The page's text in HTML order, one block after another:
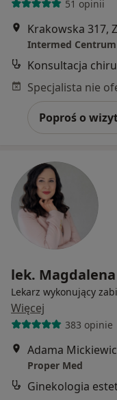
51 opinii
Krakowska 317,
Intermed
Konsultacja
Poproś o
lek.
Lekarz wykonujący
Więcej
383 opinie
Adama
Proper Med
Ginekologia